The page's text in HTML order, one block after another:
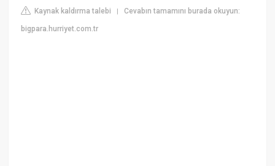
Kaynak kaldırma talebi |Cevabın tamamını burada okuyun:
bigpara.hurriyet.com.tr